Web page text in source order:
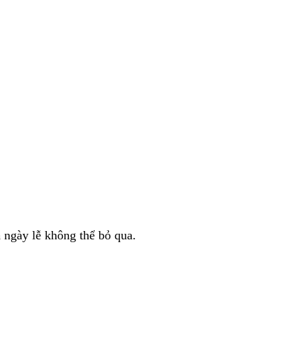
ngày lễ không thể bỏ qua.